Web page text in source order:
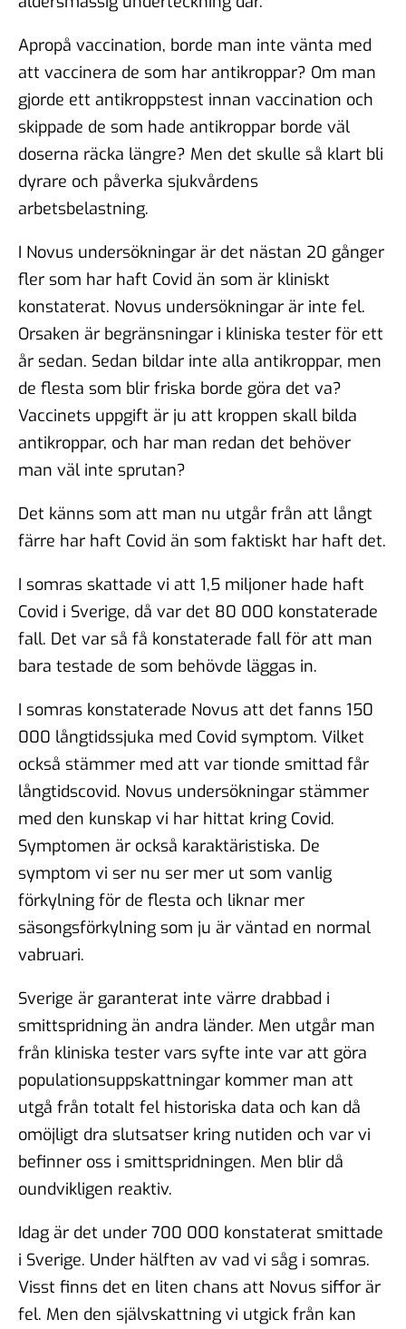
Apropå vaccination, borde man inte vänta med
att vaccinera de som har antikroppar? Om man
gjorde ett antikroppstest innan vaccination och
skippade de som hade antikroppar borde väl
doserna räcka längre? Men det skulle så klart bli
dyrare och påverka sjukvårdens
arbetsbelastning.
I Novus undersökningar är det nästan 20 gånger
fler som har haft Covid än som är kliniskt
konstaterat. Novus undersökningar är inte fel.
Orsaken är begränsningar i kliniska tester för ett
år sedan. Sedan bildar inte alla antikroppar, men
de flesta som blir friska borde göra det va?
Vaccinets uppgift är ju att kroppen skall bilda
antikroppar, och har man redan det behöver
man väl inte sprutan?
Det känns som att man nu utgår från att långt
färre har haft Covid än som faktiskt har haft det.
I somras skattade vi att 1,5 miljoner hade haft
Covid i Sverige, då var det 80 000 konstaterade
fall. Det var så få konstaterade fall för att man
bara testade de som behövde läggas in.
I somras konstaterade Novus att det fanns 150
000 långtidssjuka med Covid symptom. Vilket
också stämmer med att var tionde smittad får
långtidscovid. Novus undersökningar stämmer
med den kunskap vi har hittat kring Covid.
Symptomen är också karaktäristiska. De
symptom vi ser nu ser mer ut som vanlig
förkylning för de flesta och liknar mer
säsongsförkylning som ju är väntad en normal
vabruari.
Sverige är garanterat inte värre drabbad i
smittspridning än andra länder. Men utgår man
från kliniska tester vars syfte inte var att göra
populationsuppskattningar kommer man att
utgå från totalt fel historiska data och kan då
omöjligt dra slutsatser kring nutiden och var vi
befinner oss i smittspridningen. Men blir då
oundvikligen reaktiv.
Idag är det under 700 000 konstaterat smittade
i Sverige. Under hälften av vad vi såg i somras.
Visst finns det en liten chans att Novus siffor är
fel. Men den självskattning vi utgick från kan